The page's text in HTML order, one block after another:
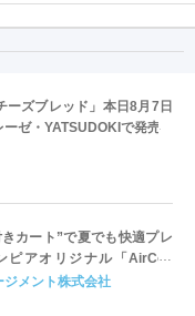
ーズブレッド」本日8月7日
ーゼ・YATSUDOKIで発売
カート”で夏でも快適プレ
アオリジナル「AirCon
導入 | ＰＧＭ
メント株式会社